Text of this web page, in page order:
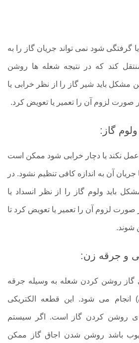
شود نمی‌ تواند جریان گاز را به
کند که در نتیجه شعله‌ ها روشن
باید شیر گاز را از نظر خرابی یا
لزوم آن را تعمیر یا تعویض کرد‌.
نکند یا دچار خرابی شود ممکن است
آن به اندازه کافی تنظیم نشود. در
ولوم گاز را از نظر انسداد یا
لزوم آن را تعمیر یا تعویض کرد تا
روشن کردن شعله به‌ وسیله جرقه
می‌ شود. این قطعه الکتریکی
روشن کردن گاز است. اگر سیستم
باشد روشن شدن اجاق گاز ممکن